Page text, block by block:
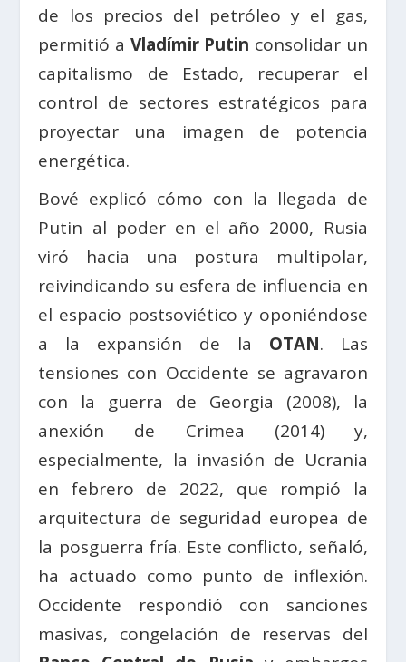
de los precios del petróleo y el gas,
permitió a Vladímir Putin consolidar un
capitalismo de Estado, recuperar el
control de sectores estratégicos para
proyectar una imagen de potencia
energética.
Bové explicó cómo con la llegada de
Putin al poder en el año 2000, Rusia
viró hacia una postura multipolar,
reivindicando su esfera de influencia en
el espacio postsoviético y oponiéndose
a la expansión de la OTAN. Las
tensiones con Occidente se agravaron
con la guerra de Georgia (2008), la
anexión de Crimea (2014) y,
especialmente, la invasión de Ucrania
en febrero de 2022, que rompió la
arquitectura de seguridad europea de
la posguerra fría. Este conflicto, señaló,
ha actuado como punto de inflexión.
Occidente respondió con sanciones
masivas, congelación de reservas del